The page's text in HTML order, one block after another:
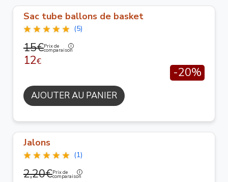
Sac tube ballons de basket
(5)
15€Prix de
comparaison
12€
-20%
AJOUTER AU PANIER
Jalons
(1)
2,20€Prix de
comparaison